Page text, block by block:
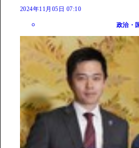
2024年11月05日 07:10
政治・